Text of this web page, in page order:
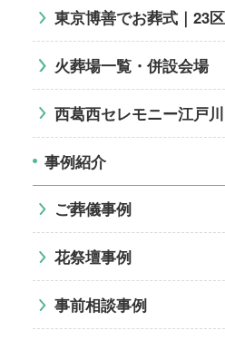
東京博善でお葬式｜23
火葬場一覧・併設会場
西葛西セレモニー江戸
事例紹介
ご葬儀事例
花祭壇事例
事前相談事例